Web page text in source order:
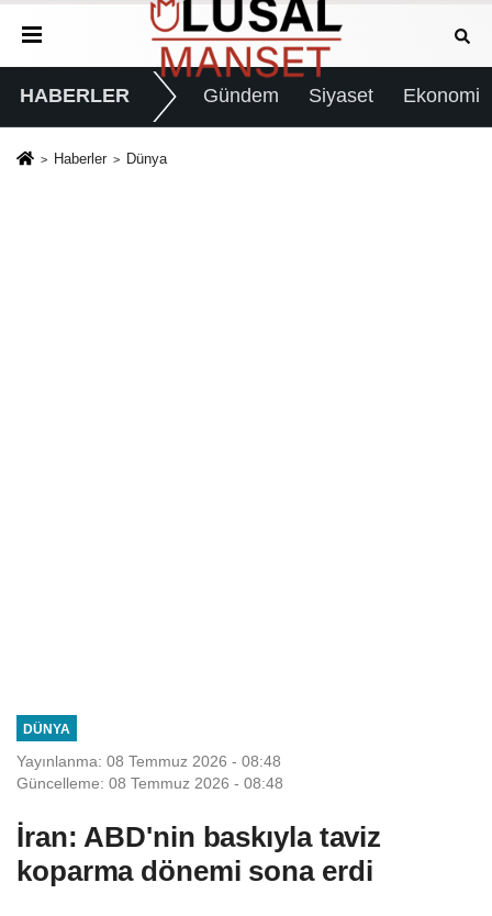
HABERLER Gündem Siyaset Ekonomi
Haberler Dünya
DÜNYA
Yayınlanma: 08 Temmuz 2026 - 08:48
Güncelleme: 08 Temmuz 2026 - 08:48
İran: ABD'nin baskıyla taviz
koparma dönemi sona erdi